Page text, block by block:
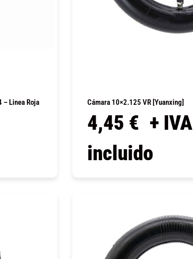
Linea Roja
Cámara 10×2.125 VR [Yuanxing]
4,45 € + IVA
incluido